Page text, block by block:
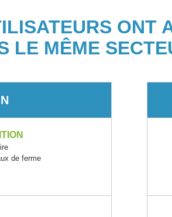
ONT
LE MÊME
de ferme